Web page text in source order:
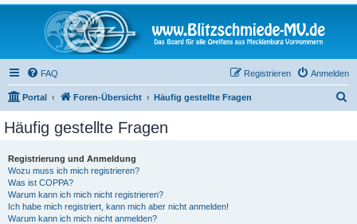
FAQ Anmelden
Registrieren
Portal Foren-Übersicht Häufig gestellte Fragen
Häufig gestellte Fragen
Registrierung und Anmeldung
Wozu muss ich mich registrieren?
Was ist COPPA?
Warum kann ich mich nicht registrieren?
Ich habe mich registriert, kann mich aber nicht anmelden!
Warum kann ich mich nicht anmelden?